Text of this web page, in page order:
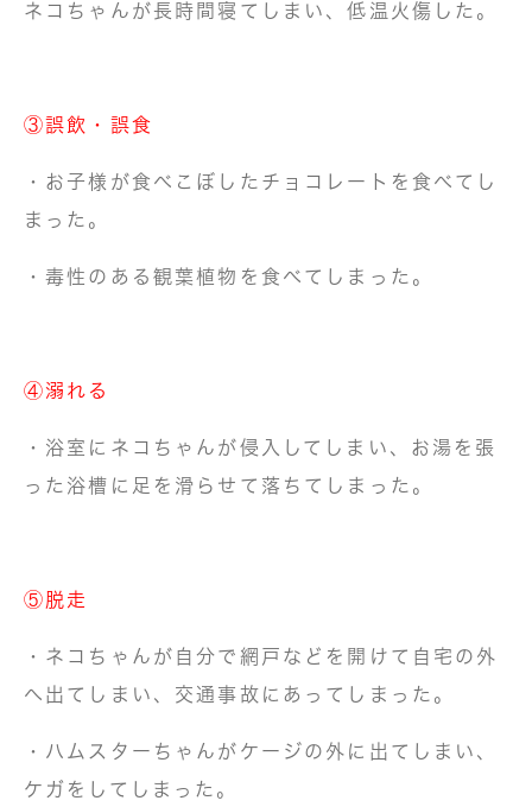
ネコちゃんが長時間寝てしまい、低温火傷した。
③誤飲・誤食
・お子様が食べこぼしたチョコレートを食べてし
まった。
・毒性のある観葉植物を食べてしまった。
④溺れる
・浴室にネコちゃんが侵入してしまい、お湯を張
った浴槽に足を滑らせて落ちてしまった。
⑤脱走
・ネコちゃんが自分で網戸などを開けて自宅の外
へ出てしまい、交通事故にあってしまった。
・ハムスターちゃんがケージの外に出てしまい、
ケガをしてしまった。